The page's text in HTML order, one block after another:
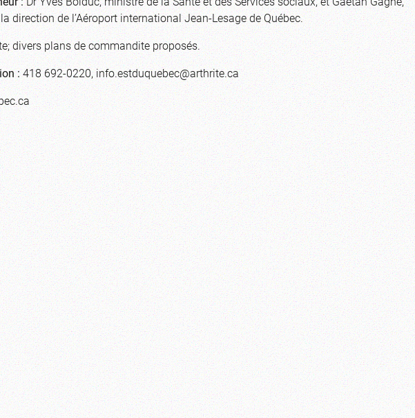
direction de l’Aéroport international Jean-Lesage de Québec.
divers plans de commandite proposés.
:418 692-0220,info.estduquebec@arthrite.ca